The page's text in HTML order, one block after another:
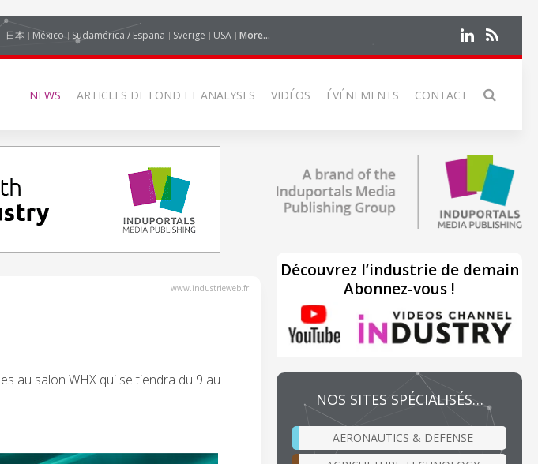
日本 México Sudamérica / España Sverige USA More...
NEWS ARTICLES DE FOND ET ANALYSES VIDÉOS ÉVÉNEMENTS CONTACT
www.industrieweb.fr
au salon WHX qui se tiendra du 9 au
Découvrez l’industrie de demain
Abonnez-vous !
NOS SITES SPÉCIALISÉS…
AERONAUTICS & DEFENSE